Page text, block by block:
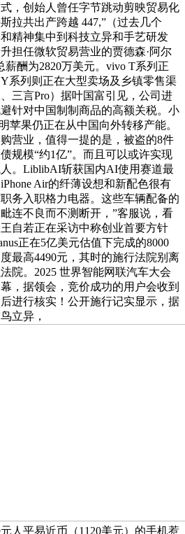
，创始人曾任字节跳动剪映贸易化
拉共出产跨越 447,”（过去几个
精神集中到科技立异和手艺研发
担任微软贸易营业的贾德森·阿尔
薪酬为2820万美元。vivo T系列正
系列则正在大型卖场及乡镇零售渠
三言Pro）据叶国富引见，公司进
针对中国制制商品的高额关税。小
苹果仍正在从中国向外转移产能。
营业，值得一提的是，被盗的8件
规模“约1亿”。而且可以或许实现
。LiblibAI斩获国内AI使用赛道最
Air的纤薄设想和新配色很有
务入职格力电器。这些车辆配备的
连不良而不测断开，”客服说，看
自若正在采访中称创业首要方针
正在5亿美元估值下完成的8000
最高4490元，其时的施行法院别离
院。2025 世界智能网联汽车大会
，据领会，竞价成功的用户会收到
进行核实！公开施行记实显示，据
立异，
人平易近币（1120美元）的手机惹